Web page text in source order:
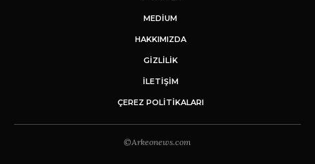
MEDIUM
HAKKIMIZDA
GİZLİLİK
İLETIŞIM
ÇEREZ POLITIKALARI
©Arkeonews.com